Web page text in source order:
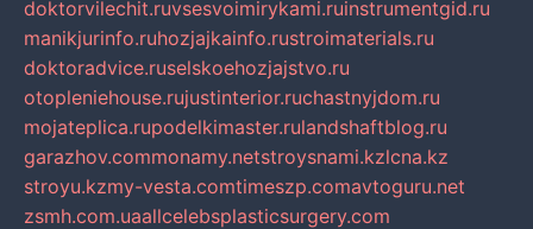
doktorvilechit.ruvsesvoimirykami.ruinstrumentgid.ru
manikjurinfo.ruhozjajkainfo.rustroimaterials.ru
doktoradvice.ruselskoehozjajstvo.ru
otopleniehouse.rujustinterior.ruchastnyjdom.ru
mojateplica.rupodelkimaster.rulandshaftblog.ru
garazhov.commonamy.netstroysnami.kzlcna.kz
stroyu.kzmy-vesta.comtimeszp.comavtoguru.net
zsmh.com.uaallcelebsplasticsurgery.com